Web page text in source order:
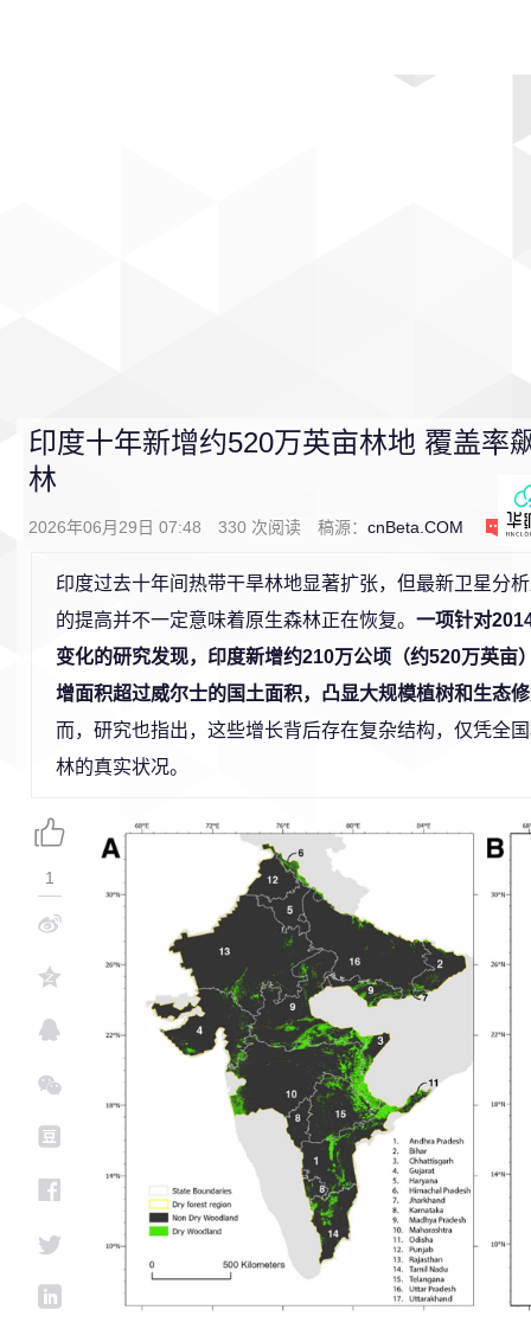
印度十年新增约520万英亩林地 覆盖率
林
2026年06月29日 07:48 330 次阅读 稿源： cnBeta.COM 0
印度过去十年间热带干旱林地显著扩张，但最新卫星分
的提高并不一定意味着原生森林正在恢复。 一项针对
变化的研究发现，印度新增约210万公顷（约520万英亩
增面积超过威尔士的国土面积，凸显大规模植树和生态
而，研究也指出，这些增长背后存在复杂结构，仅凭全
林的真实状况。
1